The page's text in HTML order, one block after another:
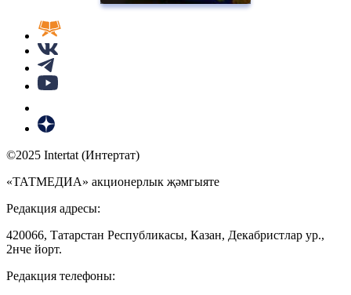
©2025 Intertat (Интертат)
«ТАТМЕДИА» акционерлык җәмгыяте
Редакция адресы:
420066, Татарстан Республикасы, Казан, Декабристлар ур.,
2нче йорт.
Редакция телефоны: